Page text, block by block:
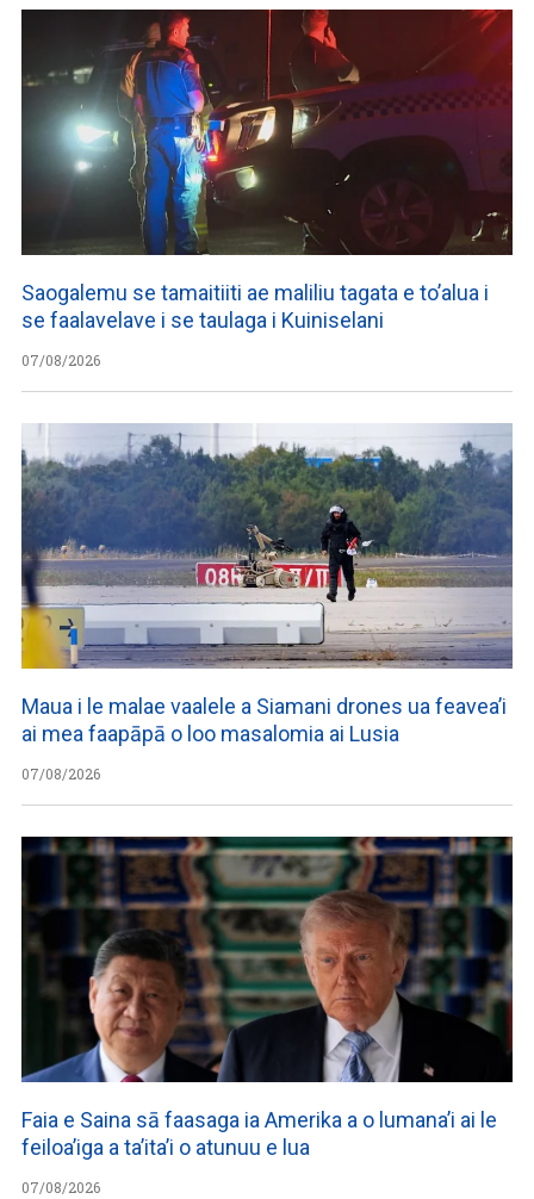
Saogalemu se tamaitiiti ae maliliu tagata e to’alua i
se faalavelave i se taulaga i Kuiniselani
07/08/2026
Maua i le malae vaalele a Siamani drones ua feavea’i
ai mea faapāpā o loo masalomia ai Lusia
07/08/2026
Faia e Saina sā faasaga ia Amerika a o lumana’i ai le
feiloa’iga a ta’ita’i o atunuu e lua
07/08/2026